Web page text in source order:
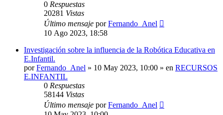
0 Respuestas
20281 Vistas
Último mensaje porFernando_Anel
10 Ago 2023, 18:58
Investigación sobre la influencia de la Robótica Educativa en
E.Infantil.
porFernando_Anel » 10 May 2023, 10:00 » en RECURSOS
E.INFANTIL
0 Respuestas
58144 Vistas
Último mensaje porFernando_Anel